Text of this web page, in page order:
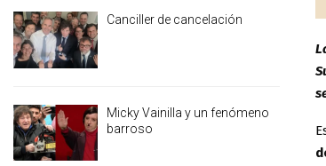
Canciller de cancelación
Micky Vainilla y un fenómeno
barroso